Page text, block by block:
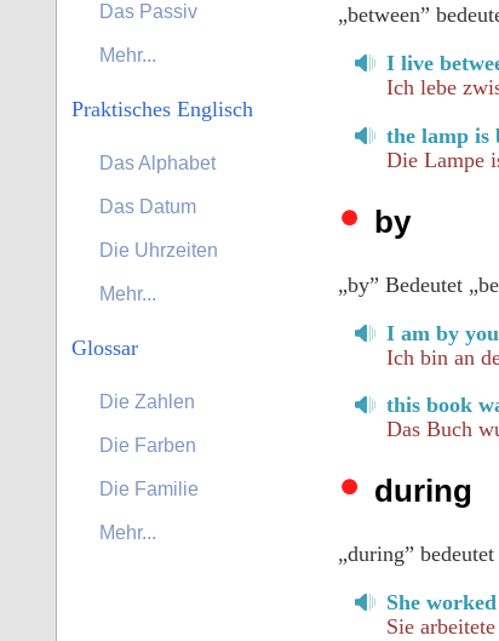
„between”
I live
Ich lebe
the lamp is
Die Lampe
by
„by” Bedeutet
I am by
Ich bin an
this book
Das Buch
during
„during”
She
Sie
Das Passiv
Mehr...
Praktisches Englisch
Das Alphabet
Das Datum
Die Uhrzeiten
Mehr...
Glossar
Die Zahlen
Die Farben
Die Familie
Mehr...